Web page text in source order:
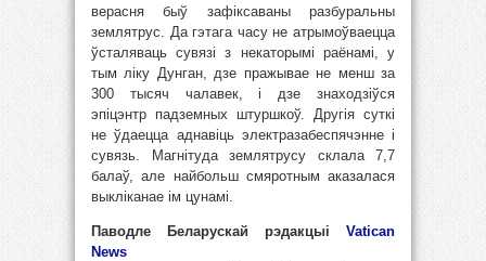
верасня быў зафіксаваны разбуральны
землятрус. Да гэтага часу не атрымоўваецца
ўсталяваць сувязі з некаторымі раёнамі, у
тым ліку Дунган, дзе пражывае не менш за
300 тысяч чалавек, і дзе знаходзіўся
эпіцэнтр падземных штуршкоў. Другія суткі
не ўдаецца аднавіць электразабеспячэнне і
сувязь. Магнітуда землятрусу склала 7,7
балаў, але найбольш смяротным аказалася
выкліканае ім цунамі.
Паводле Беларускай рэдакцыі Vatican
News